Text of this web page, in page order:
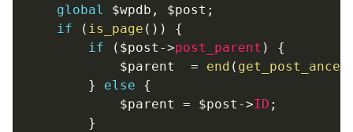
global
$wpdb , $post ;
if
( is_page ( ) )
{
if
( $post ->post_parent )
{
$parent
= end (
}
else
{
$parent
= $post ->ID ;
}